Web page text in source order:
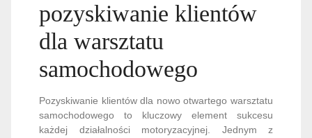
pozyskiwanie klientów
dla warsztatu
samochodowego
Pozyskiwanie klientów dla nowo otwartego warsztatu
samochodowego to kluczowy element sukcesu
każdej działalności motoryzacyjnej. Jednym z